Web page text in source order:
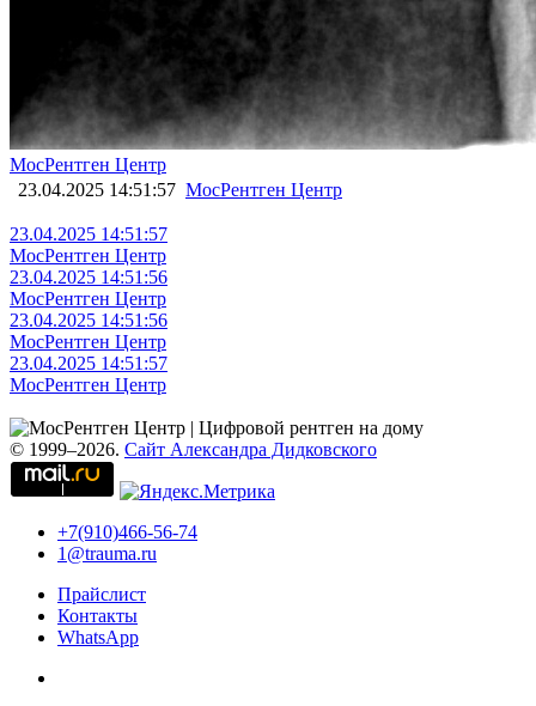
МосРентген Центр
23.04.2025 14:51:57 МосРентген Центр
23.04.2025 14:51:57
МосРентген Центр
23.04.2025 14:51:56
МосРентген Центр
23.04.2025 14:51:56
МосРентген Центр
23.04.2025 14:51:57
МосРентген Центр
© 1999–2026. Сайт Александра Дидковского
+7(910)466-56-74
1@trauma.ru
Прайслист
Контакты
WhatsApp